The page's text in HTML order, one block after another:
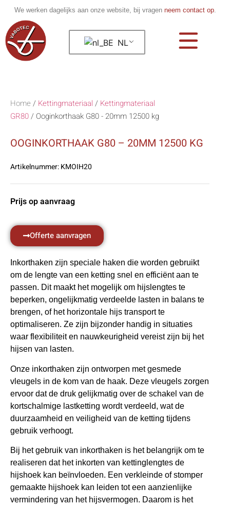
We werken dagelijks aan onze website, bij vragen neem contact op.
NL
Home / Kettingmateriaal / Kettingmateriaal
GR80/ Ooginkorthaak G80 - 20mm 12500 kg
OOGINKORTHAAK G80 – 20MM 12500 KG
Artikelnummer:KMOIH20
Prijs op aanvraag
Offerte aanvragen
Inkorthaken zijn speciale haken die worden gebruikt
om de lengte van een ketting snel en efficiënt aan te
passen. Dit maakt het mogelijk om hijslengtes te
beperken, ongelijkmatig verdeelde lasten in balans te
brengen, of het horizontale hijs transport te
optimaliseren. Ze zijn bijzonder handig in situaties
waar flexibiliteit en nauwkeurigheid vereist zijn bij het
hijsen van lasten.
Onze inkorthaken zijn ontworpen met gesmede
vleugels in de kom van de haak. Deze vleugels zorgen
ervoor dat de druk gelijkmatig over de schakel van de
kortschalmige lastketting wordt verdeeld, wat de
duurzaamheid en veiligheid van de ketting tijdens
gebruik verhoogt.
Bij het gebruik van inkorthaken is het belangrijk om te
realiseren dat het inkorten van kettinglengtes de
hijshoek kan beïnvloeden. Een verkleinde of stomper
gemaakte hijshoek kan leiden tot een aanzienlijke
vermindering van het hijsvermogen. Daarom is het